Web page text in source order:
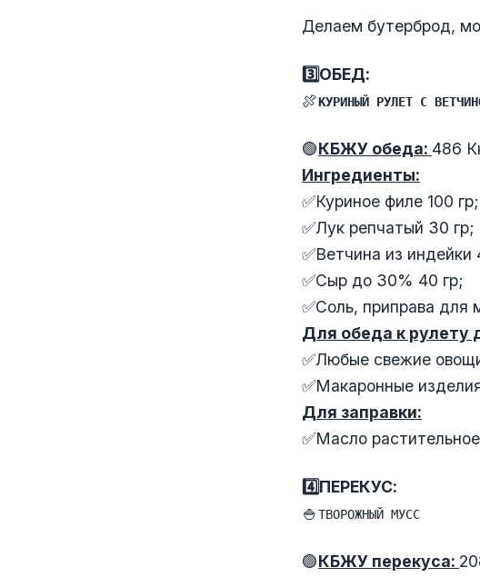
Делаем бутерброд,
3️⃣ОБЕД:
🍖КУРИНЫЙ РУЛЕТ С
🟢КБЖУ обеда: 486
Ингредиенты:
✅Куриное филе 100 гр;
✅Лук репчатый 30 гр;
✅Ветчина из индейки
✅Сыр до 30% 40 гр;
✅Соль, приправа для
Для обеда к рулету
✅Любые свежие
✅Макаронные
Для заправки:
✅Масло
4️⃣ПЕРЕКУС:
🍚ТВОРОЖНЫЙ МУСС
🟢КБЖУ перекуса: